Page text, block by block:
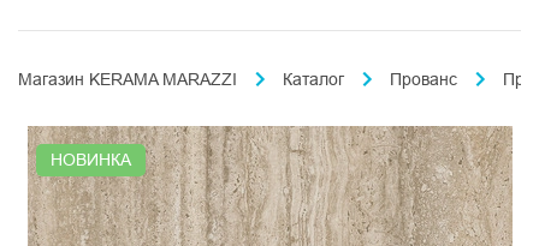
Магазин KERAMA MARAZZI Каталог Прованс Про
НОВИНКА